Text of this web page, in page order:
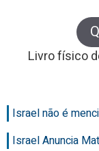
Livro físico
Israel não é
Israel Anuncia